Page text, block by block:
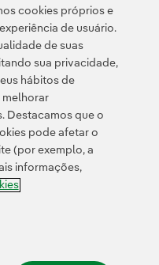
Informação legal
Configuração de cookies
de denúncias
os direitos reservados.
cookies próprios e
de usuário.
de suas
sua privacidade,
hábitos de
melhorar
Destacamos que o
pode afetar o
(por exemplo, a
informações,